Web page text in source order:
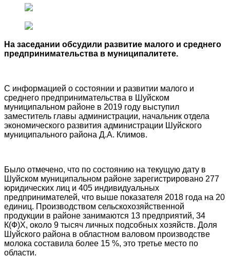
На заседании обсудили развитие малого и среднего
предпринимательства в муниципалитете.
С информацией о состоянии и развитии малого и
среднего предпринимательства в Шуйском
муниципальном районе в 2019 году выступил
заместитель главы администрации, начальник отдела
экономического развития администрации Шуйского
муниципального района Д.А. Климов.
Было отмечено, что по состоянию на текущую дату в
Шуйском муниципальном районе зарегистрировано 277
юридических лиц и 405 индивидуальных
предпринимателей, что выше показателя 2018 года на 20
единиц. Производством сельскохозяйственной
продукции в районе занимаются 13 предприятий, 34
К(Ф)Х, около 9 тысяч личных подсобных хозяйств. Доля
Шуйского района в областном валовом производстве
молока составила более 15 %, это третье место по
области.